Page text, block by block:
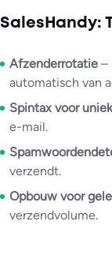
SalesHandy:
Afzenderrotatie –
automatisch van
Spintax voor
e-mail.
verzendt.
Opbouw voor
verzendvolume.